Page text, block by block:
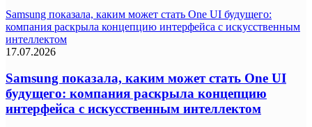
Samsung показала, каким может стать One UI будущего:
компания раскрыла концепцию интерфейса с искусственным
интеллектом
17.07.2026
Samsung показала, каким может стать One UI
будущего: компания раскрыла концепцию
интерфейса с искусственным интеллектом